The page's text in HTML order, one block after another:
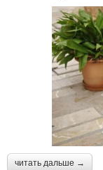
читать дальше →